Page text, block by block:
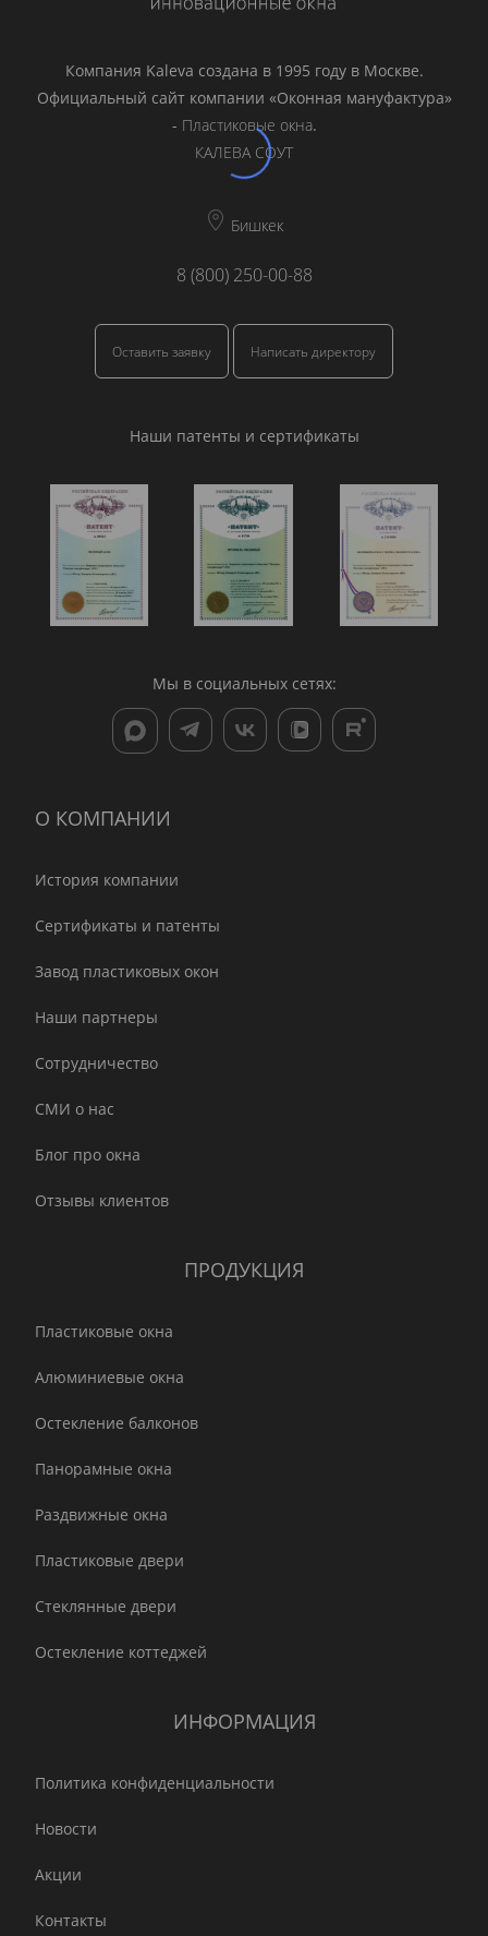
Компания Kaleva создана в 1995 году в Москве.
Официальный сайт компании «Оконная мануфактура»
- Пластиковые окна.
КАЛЕВА СОУТ
Бишкек
8 (800) 250-00-88
Оставить заявку Написать директору
Наши патенты и сертификаты
Мы в социальных сетях:
О КОМПАНИИ
История компании
Сертификаты и патенты
Завод пластиковых окон
Наши партнеры
Сотрудничество
СМИ о нас
Блог про окна
Отзывы клиентов
ПРОДУКЦИЯ
Пластиковые окна
Алюминиевые окна
Остекление балконов
Панорамные окна
Раздвижные окна
Пластиковые двери
Стеклянные двери
Остекление коттеджей
ИНФОРМАЦИЯ
Политика конфиденциальности
Новости
Акции
Контакты